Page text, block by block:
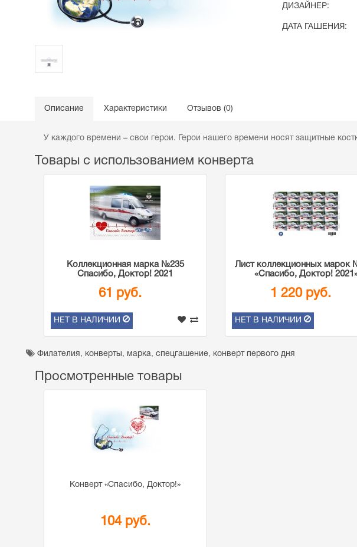
ДИЗАЙНЕР:
ДАТА ГАШЕНИЯ:
Описание Характеристики Отзывов (0)
У каждого времени – свои герои. Герои нашего времени носят защитные
Товары с использованием конверта
Коллекционная марка №235
Спасибо, Доктор! 2021
61 руб.
НЕТ В НАЛИЧИИ
Лист коллекционных марок
«Спасибо, Доктор!
1 220 руб.
НЕТ В НАЛИЧИИ
Филателия , конверты , марка, спецгашение, конверт первого дня
Просмотренные товары
Конверт «Спасибо, Доктор!»
104 руб.